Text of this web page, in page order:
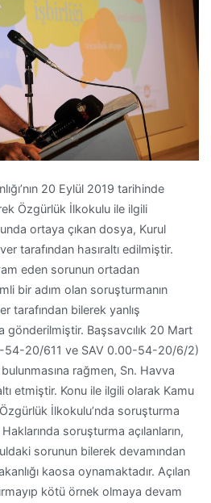
20 Eylül 2019 tarihinde
Özgürlük İlkokulu ile ilgili
ortaya çıkan dosya, Kurul
tarafından hasıraltı edilmiştir.
eden sorunun ortadan
bir adım olan soruşturmanın
tarafından bilerek yanlış
gönderilmiştir. Başsavcılık 20 Mart
54-20/611 ve SAV 0.00-54-20/6/2)
rağmen, Sn. Havva
etmiştir. Konu ile ilgili olarak Kamu
İlkokulu’nda soruşturma
soruşturma açılanların,
sorunun bilerek devamından
kaosa oynamaktadır. Açılan
kötü örnek olmaya devam